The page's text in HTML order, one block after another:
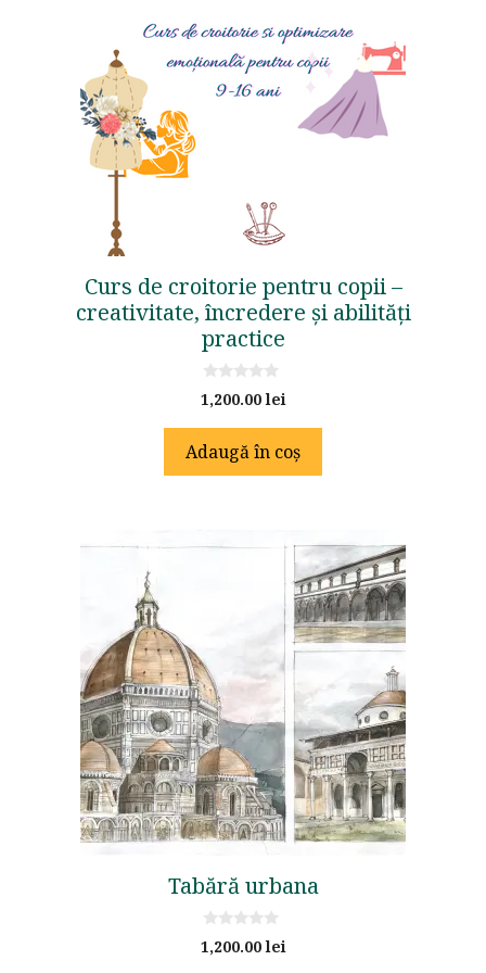
Curs de croitorie pentru copii –
creativitate, încredere și abilități
practice
0
o
o
f
5
1,200.00lei
Adaugă în coș
Tabără urbana
0
o
1,200.00lei